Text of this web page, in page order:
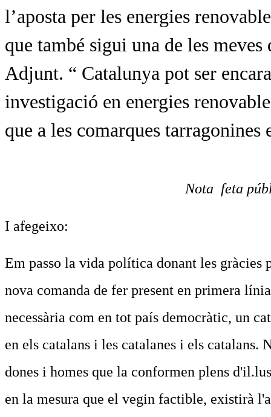
l’aposta per les energies
que també sigui una de les
Adjunt. “ Catalunya pot ser
investigació en energies
que a les comarques tarragonines
Nota feta
I afegeixo:
Em passo la vida política donant les gràcies
nova comanda de fer present en primera
necessària com en tot país democràtic, un
en els catalans i les catalanes i els
dones i homes que la conformen plens
en la mesura que el vegin factible, existirà